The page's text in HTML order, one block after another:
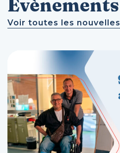
Evènements
Voir toutes les nouvelles